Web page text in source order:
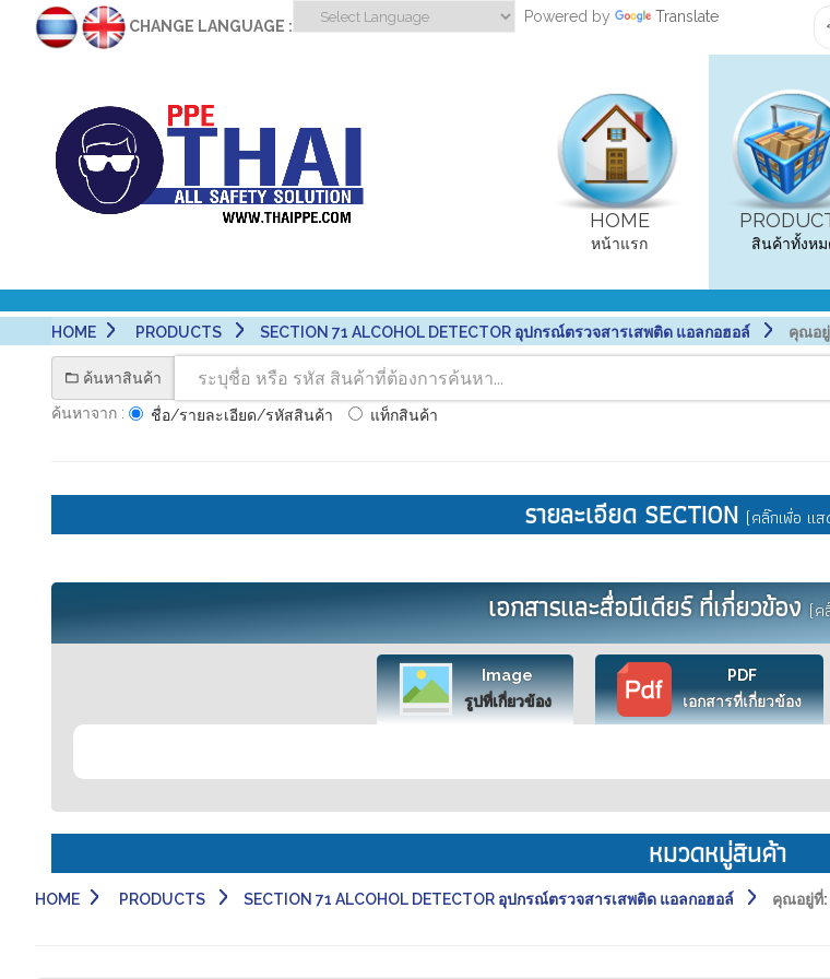
CHANGE LANGUAGE :
Powered by Translate
HOME
หน้าแรก สินค้าทั้งหม
HOME PRODUCTS SECTION 71 ALCOHOL DETECTOR อุปกรณ์ตรวจสารเสพติด แอลกอฮอล์ คุณอ
ค้นหาสินค้า
ค้นหาจาก :
ชื่อ/รายละเอียด/รหัสสินค้า แท็กสินค้า
รายละเอียด SECTION (คลิ๊กเพื่อ แ
เอกสารและสื่อมีเดียร์ ที่เกี่ยวข้อง(ค
Image
รูปที่เกี่ยวข้อง
PDF
เอกสารที่เกี่ยวข้อง
หมวดหมู่สินค้า
HOME PRODUCTS SECTION 71 ALCOHOL DETECTOR อุปกรณ์ตรวจสารเสพติด แอลกอฮอล์ คุณอยู่ที่: